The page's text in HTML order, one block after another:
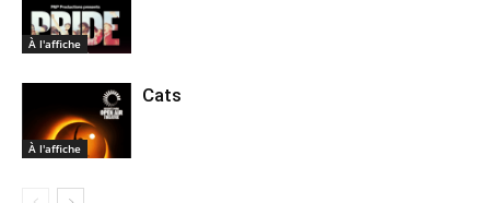
À l'affiche
À l'affiche
Cats